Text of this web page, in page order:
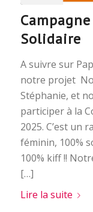
Solidaire
A suivre sur
notre projet
Stéphanie, et
participer à la
2025. C’est un
féminin, 100%
100% kiff !!
[…]
Lire la suite